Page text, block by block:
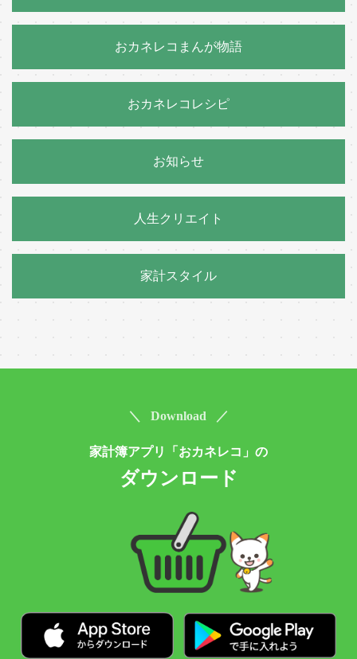
おカネレコまんが物語
おカネレコレシピ
お知らせ
人生クリエイト
家計スタイル
＼ Download ／
家計簿アプリ「おカネレコ」の
ダウンロード